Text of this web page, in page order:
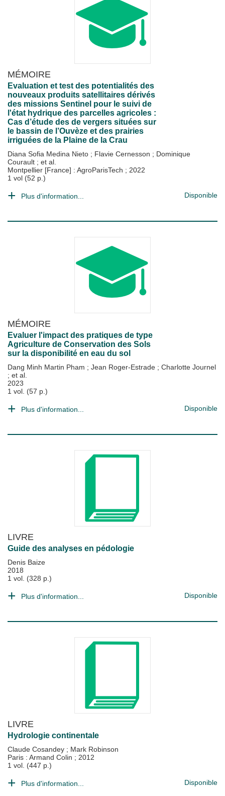
MÉMOIRE
Evaluation et test des potentialités des
nouveaux produits satellitaires dérivés
des missions Sentinel pour le suivi de
l'état hydrique des parcelles agricoles :
Cas d’étude des de vergers situées sur
le bassin de l’Ouvèze et des prairies
irriguées de la Plaine de la Crau
Diana Sofia Medina Nieto ; Flavie Cernesson ; Dominique
Courault ; et al.
Montpellier [France] : AgroParisTech ; 2022
1 vol (52 p.)
Plus d'information... Disponible
MÉMOIRE
Evaluer l'impact des pratiques de type
Agriculture de Conservation des Sols
sur la disponibilité en eau du sol
Dang Minh Martin Pham ; Jean Roger-Estrade ; Charlotte Journel
; et al.
2023
1 vol. (57 p.)
Plus d'information... Disponible
LIVRE
Guide des analyses en pédologie
Denis Baize
2018
1 vol. (328 p.)
Plus d'information... Disponible
LIVRE
Hydrologie continentale
Claude Cosandey ; Mark Robinson
Paris : Armand Colin ; 2012
1 vol. (447 p.)
Plus d'information... Disponible